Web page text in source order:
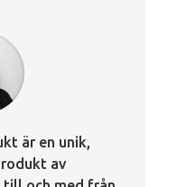
är en unik,
av